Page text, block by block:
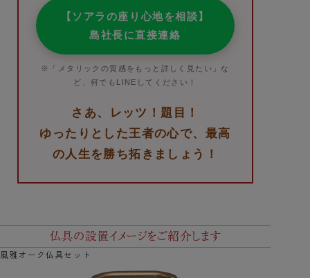
【ソアラの座り心地を相談】
島社長に直接連絡
※「メタリックの質感をもっと詳しく見たい」な
ど、何でもLINEしてください！
さあ、レッツ！題目！
ゆったりとした王者の心で、最高
の人生を勝ち拓きましょう！
風雅オーク仏具セット